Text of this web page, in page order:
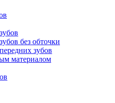
без обточки
зубов
материалом